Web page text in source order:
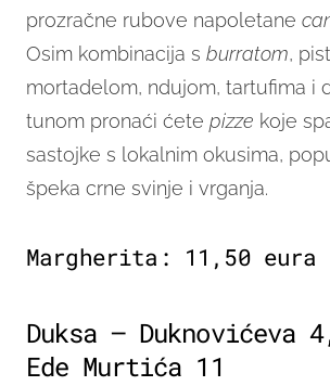
prozračne rubove napoletane
Osim kombinacija s burratom,
mortadelom, ndujom, tartufima i
tunom pronaći ćete pizze koje
sastojke s lokalnim okusima,
špeka crne svinje i vrganja.
Margherita: 11,50 eura
Duksa – Duknovićeva
Ede Murtića 11